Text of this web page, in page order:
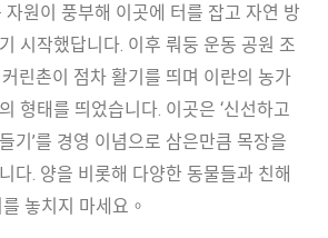
자원이 풍부해 이곳에 터를 잡고 자연 방
시작했답니다. 이후 뤄둥 운동 공원 조
린촌이 점차 활기를 띄며 이란의 농가
형태를 띄었습니다. 이곳은 ‘신선하고
기’를 경영 이념으로 삼은만큼 목장을
다. 양을 비롯해 다양한 동물들과 친해
놓치지 마세요。